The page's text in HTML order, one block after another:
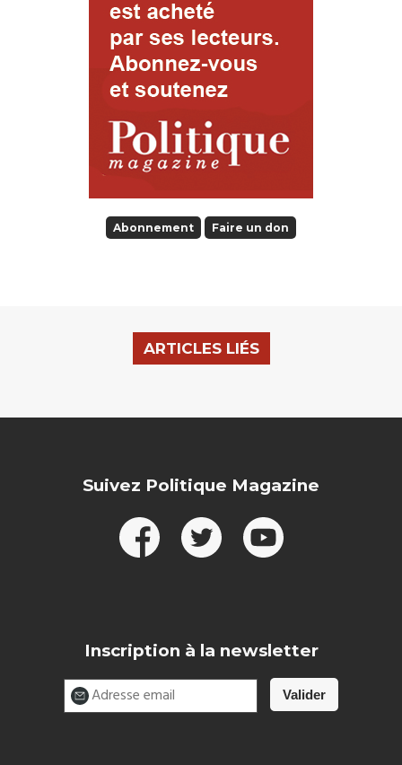
Abonnement Faire un don
ARTICLES LIÉS
Suivez Politique Magazine
Inscription à la newsletter